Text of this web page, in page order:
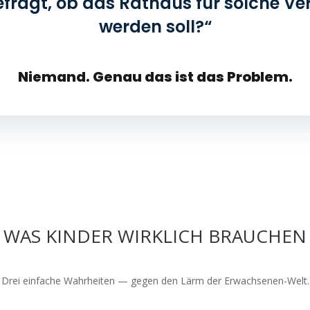
werden soll?“
Niemand. Genau das ist das Problem.
WAS KINDER WIRKLICH BRAUCHEN
Drei einfache Wahrheiten — gegen den Lärm der Erwachsenen-Welt.